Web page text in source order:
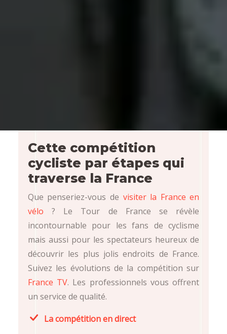
Cette compétition
cycliste par étapes qui
traverse la France
Que penseriez-vous de visiter la France en
vélo ? Le Tour de France se révèle
incontournable pour les fans de cyclisme
mais aussi pour les spectateurs heureux de
découvrir les plus jolis endroits de France.
Suivez les évolutions de la compétition sur
France TV. Les professionnels vous offrent
un service de qualité.
La compétition en direct